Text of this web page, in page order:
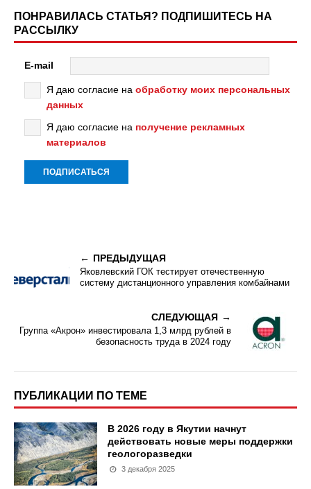
ПОНРАВИЛАСЬ СТАТЬЯ? ПОДПИШИТЕСЬ НА
РАССЫЛКУ
E-mail
Я даю согласие на обработку моих персональных
данных
Я даю согласие на получение рекламных
материалов
ПРЕДЫДУЩАЯ
Яковлевский ГОК тестирует отечественную
систему дистанционного управления комбайнами
СЛЕДУЮЩАЯ
Группа «Акрон» инвестировала 1,3 млрд рублей в
безопасность труда в 2024 году
ПУБЛИКАЦИИ ПО ТЕМЕ
В 2026 году в Якутии начнут
действовать новые меры поддержки
геологоразведки
3 декабря 2025